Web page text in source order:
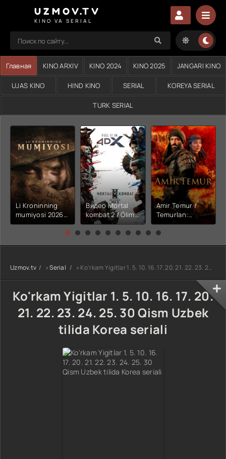
UZMOV.TV
KINO VA SERIAL
Главная KINO ARXIV KINO 2024 KINO 2025 JANGARI KINO
UJAS KINO HIND KINO SERIAL KOREYA SERIAL
TURK SERIAL
Li Kroninning
mumiyosi 2026
(uzbek tilida
kino) tarjima HD
Видео Mortal
kombat 2 / Ólim
jangi 2 (2026)
Uzbek tilida
Amir Temur /
Temurlan:
Fathchining
yuksalishi
tarjima kino Full
HD tas-ix
Uzmov.tv »Serial » Ko'rkam Yigitlar 1. 5. 10. 16. 17. 20. 21. 22. 23. 24. 25. 30 Qism Uzbek tilida Korea seriali
Ko'rkam Yigitlar 1. 5. 10. 16. 17. 20.
21. 22. 23. 24. 25. 30 Qism Uzbek
tilida Korea seriali